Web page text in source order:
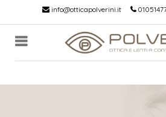
info@otticapolverini.it